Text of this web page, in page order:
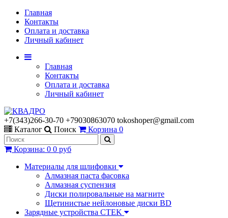
Главная
Контакты
Оплата и доставка
Личный кабинет
Главная
Контакты
Оплата и доставка
Личный кабинет
+7(343)266-30-70 +79030863070 tokoshoper@gmail.com
Каталог
Поиск Корзина 0
Корзина: 0 0 руб
Материалы для шлифовки
Алмазная паста фасовка
Алмазная суспензия
Диски полировальные на магните
Щетинистые нейлоновые диски BD
Зарядные устройства CTEK